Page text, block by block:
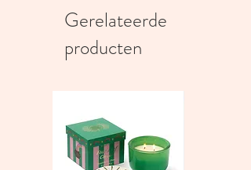
Gerelateerde
producten